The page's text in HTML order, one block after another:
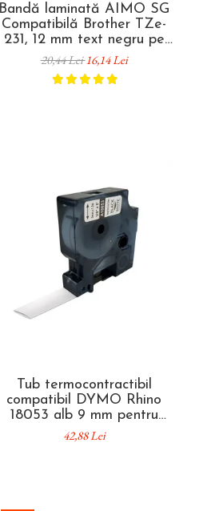
Bandă laminată AIMO SG
Compatibilă Brother TZe-
231, 12 mm text negru pe
alb, pentru identificare
rafturi, inventariere și
organizare profesională
20,44 Lei16,14 Lei
Tub termocontractibil
compatibil DYMO Rhino
18053 alb 9 mm pentru
identificarea și etichetarea
cablurilor electrice
42,88 Lei